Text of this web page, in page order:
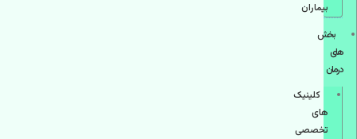
بیماران
بخش
های
درمان
کلینیک
های
تخصصی